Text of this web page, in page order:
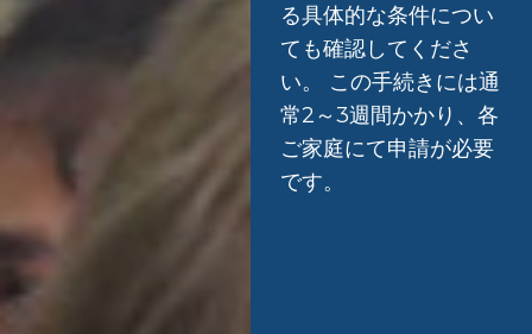
る具体的な条件につい
ても確認してくださ
い。 この手続きには通
常2～3週間かかり、各
ご家庭にて申請が必要
です。